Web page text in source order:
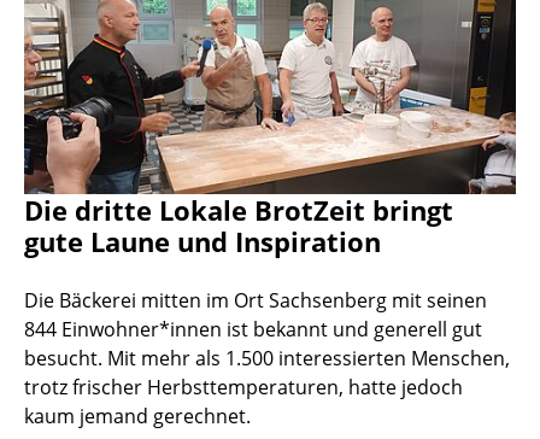
Die dritte Lokale BrotZeit bringt
gute Laune und Inspiration
Die Bäckerei mitten im Ort Sachsenberg mit seinen
844 Einwohner*innen ist bekannt und generell gut
besucht. Mit mehr als 1.500 interessierten Menschen,
trotz frischer Herbsttemperaturen, hatte jedoch
kaum jemand gerechnet.